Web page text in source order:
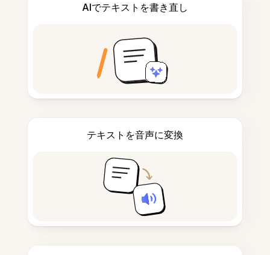
AIでテキストを書き直し
テキストを音声に変換